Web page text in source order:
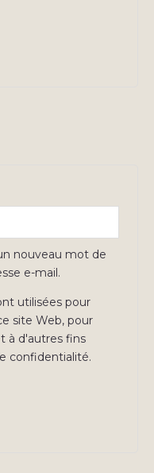
nouveau mot de
e-mail.
utilisées pour
site Web, pour
à d'autres fins
confidentialité.